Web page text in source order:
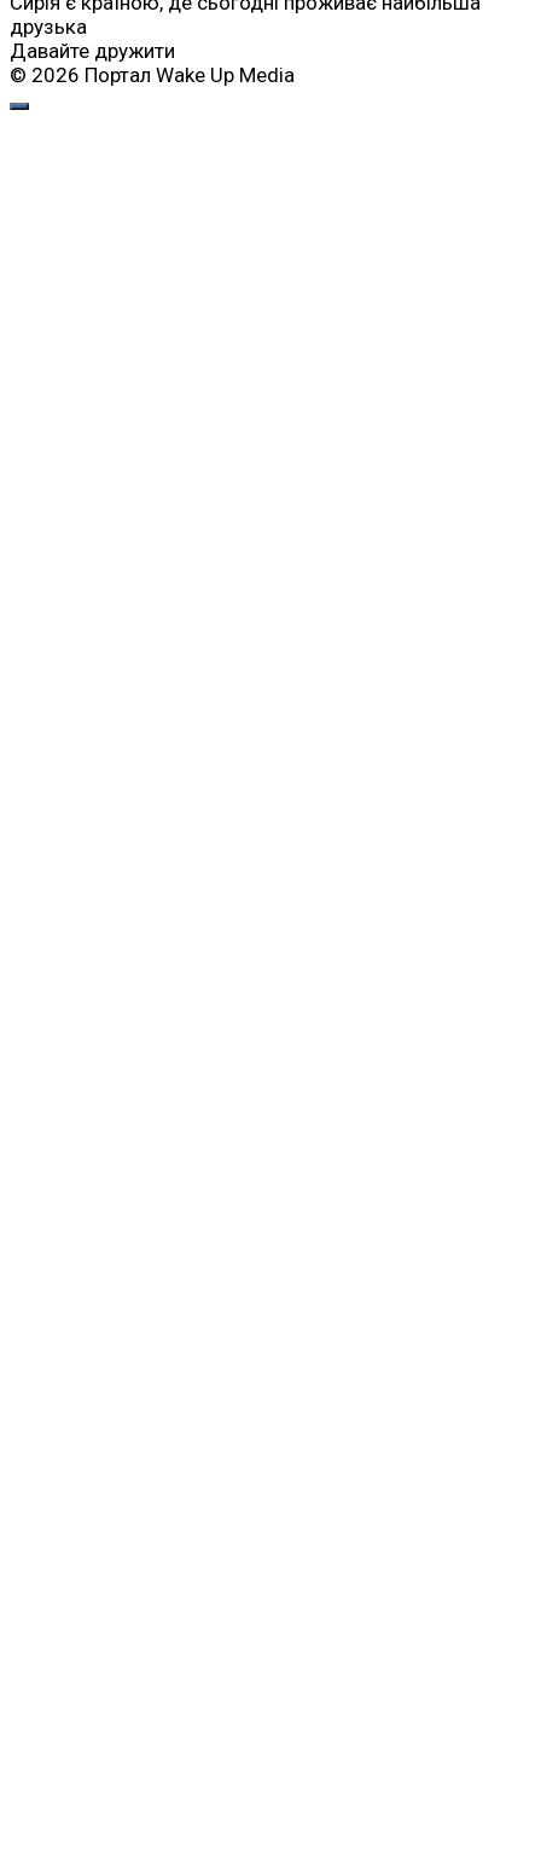
друзька
Давайте дружити
© 2026 Портал Wake Up Media